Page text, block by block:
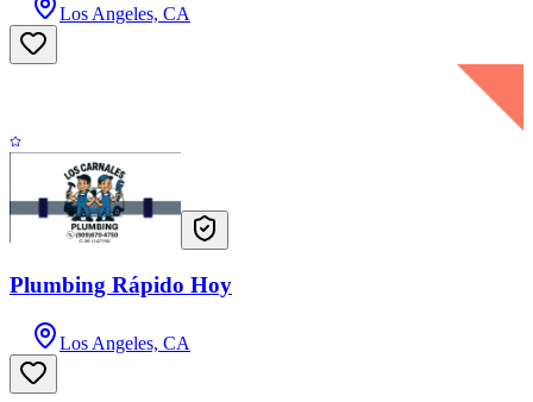
Los Angeles, CA
Plumbing Rápido Hoy
Los Angeles, CA